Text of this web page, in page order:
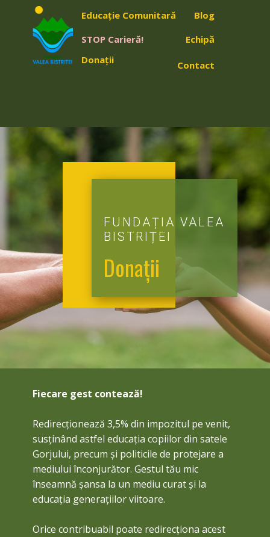
STOP Carieră!
Educație Comunitară Blog
Donații
Echipă
Contact
FUNDAȚIA VALEA
BISTRIȚEI
Donații
Fiecare gest contează!
Redirecționează 3,5% din impozitul pe venit,
susținând astfel educația copiilor din satele
Gorjului, precum și politicile de protejare a
mediului înconjurător. Gestul tău mic
înseamnă șansa la un mediu curat și la
educația generațiilor viitoare.
Orice contribuabil poate redirecționa acest